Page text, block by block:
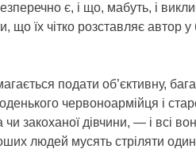
є, і що, мабуть, і
що їх чітко розставляє автор
подати об’єктивну,
червоноармійця і
закоханої дівчини, — і всі
людей мусять стріляти